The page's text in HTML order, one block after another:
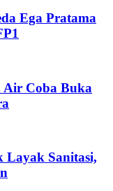
Ega Pratama
Air Coba Buka
Layak Sanitasi,